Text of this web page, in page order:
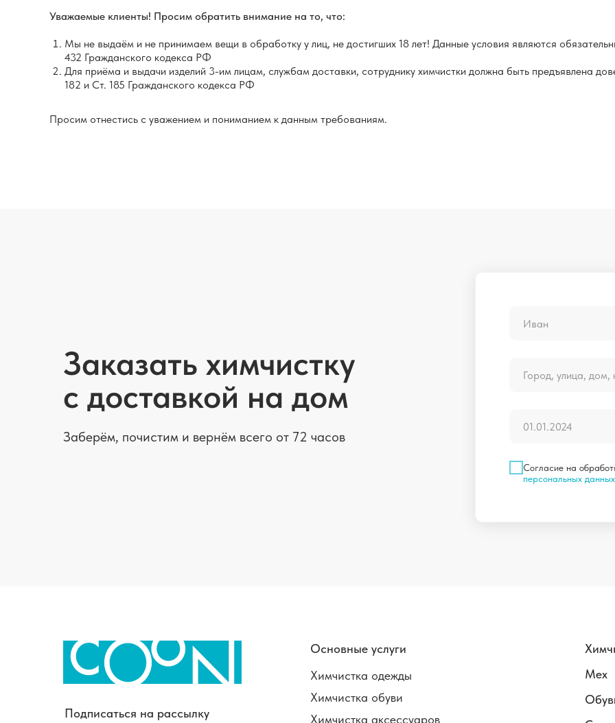
Уважаемые клиенты! Просим обратить внимание на то, что:
Мы не выдаём и не принимаем вещи в обработку у лиц, не достигших 18 лет! Данные условия являются
432 Гражданского кодекса РФ
Для приёма и выдачи изделий 3-им лицам, службам доставки, сотруднику химчистки должна быть предъявлена
182 и Ст. 185 Гражданского кодекса РФ
Просим отнестись с уважением и пониманием к данным требованиям.
Заказать химчистку
с доставкой на дом
Заберём, почистим и вернём всего от 72 часов
Согласие на
персональных данных
Химчистка одежды
Химчистка обуви
Химчистка аксессуаров
Основные услуги
Мех
Подписаться на рассылку